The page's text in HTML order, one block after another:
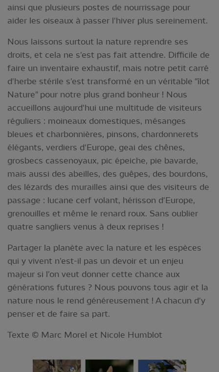
ainsi que plusieurs postes de nourrissage pour
aider les oiseaux à passer l'hiver plus sereinement.
Nous laissons surtout la nature reprendre ses
droits, et cela ne s'est pas fait attendre. Difficile de
faire un inventaire exhaustif, mais notre petit carré
d'herbe stérile s'est transformé en un véritable "îlot
Nature" pour notre plus grand bonheur ! Nous
accueillons aujourd'hui une multitude de visiteurs
réguliers : moineaux domestiques, mésanges
bleues et charbonnières, pinsons, chardonnerets
élégants, verdiers d'Europe, geai des chênes,
grosbecs cassenoyaux, pic épeiche, pie bavarde,
mais aussi des abeilles, des guêpes, des bourdons,
des lézards des murailles ainsi que des visiteurs de
passage : lucane cerf volant, hérisson d'Europe,
grenouilles et même le renard roux. Sans oublier
quatre sangliers venus à deux reprises !
Partager la planète avec la nature et les espèces
qui y vivent n'est-il pas un devoir et un enjeu
majeur si l'on veut donner cette chance aux
générations futures ? Nous pouvons tous agir et la
nature nous le rend généreusement ! A chacun d'y
penser et de faire sa part.
Texte © Marc Morel et Nicole Humblot